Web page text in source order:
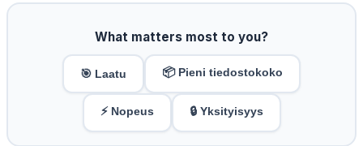
What matters most to you?
🎯 Laatu 📦 Pieni tiedostokoko
⚡ Nopeus 🔒 Yksityisyys